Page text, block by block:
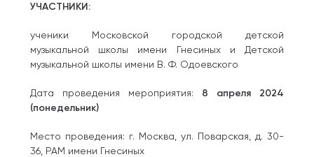
УЧАСТНИКИ:
ученики Московской городской детской
музыкальной школы имени Гнесиных и Детской
музыкальной школы имени В. Ф. Одоевского
Дата проведения мероприятия: 8 апреля 2024
(понедельник)
Место проведения: г. Москва, ул. Поварская, д. 30-
36, РАМ имени Гнесиных